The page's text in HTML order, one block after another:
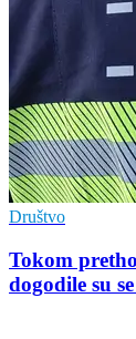
Društvo
Tokom
dogodile su